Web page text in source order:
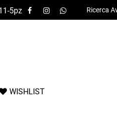
5pz Ricerca
WISHLIST